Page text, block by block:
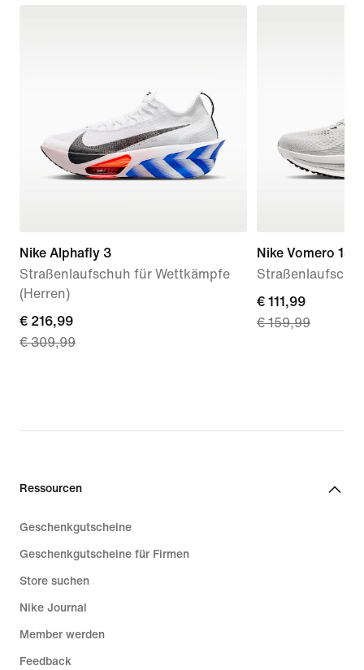
Nike Alphafly 3
Straßenlaufschuh für Wettkämpfe
(Herren)
current
price
€ 309,99
€ 216,99
€ 309,99
Nike Vomero 18
current
price
€ 111,99
€ 159,99
Ressourcen
Geschenkgutscheine
Geschenkgutscheine für Firmen
Store suchen
Nike Journal
Member werden
Feedback